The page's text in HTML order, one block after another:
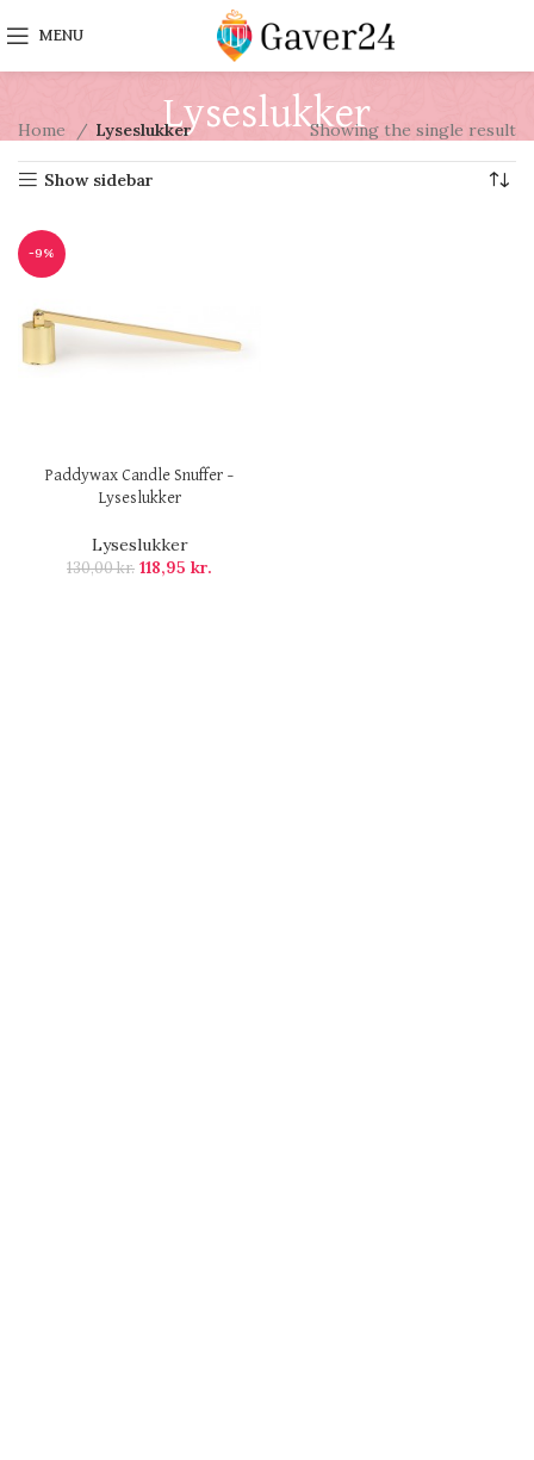
MENU
Lyseslukker
Home Lyseslukker Showing the single result
Show sidebar
-9%
Paddywax Candle Snuffer –
Lyseslukker
Lyseslukker
130,00kr. 118,95 kr.